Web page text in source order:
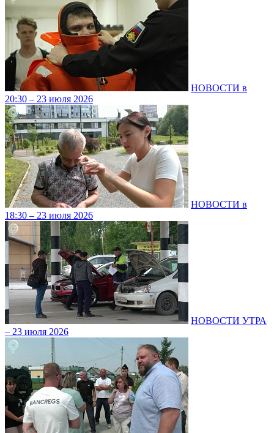
НОВОСТИ в
20:30 – 23 июля 2026
НОВОСТИ в
18:30 – 23 июля 2026
НОВОСТИ УТРА
– 23 июля 2026